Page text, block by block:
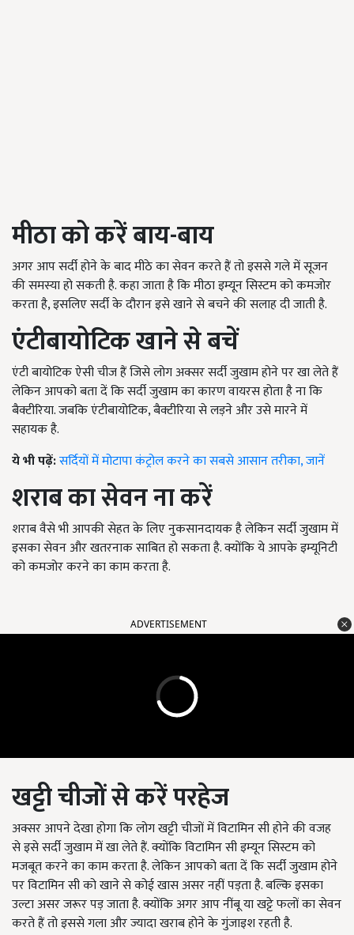
मीठा को करें बाय-बाय
अगर आप सर्दी होने के बाद मीठे का सेवन करते हैं तो इससे गले में सूजन
की समस्या हो सकती है. कहा जाता है कि मीठा इम्यून सिस्टम को कमजोर
करता है, इसलिए सर्दी के दौरान इसे खाने से बचने की सलाह दी जाती है.
एंटीबायोटिक खाने से बचें
एंटी बायोटिक ऐसी चीज हैं जिसे लोग अक्सर सर्दी जुखाम होने पर खा लेते हैं
लेकिन आपको बता दें कि सर्दी जुखाम का कारण वायरस होता है ना कि
बैक्टीरिया. जबकि एंटीबायोटिक, बैक्टीरिया से लड़ने और उसे मारने में
सहायक है.
ये भी पढ़ें:सर्दियों में मोटापा कंट्रोल करने का सबसे आसान तरीका, जानें
शराब का सेवन ना करें
शराब वैसे भी आपकी सेहत के लिए नुकसानदायक है लेकिन सर्दी जुखाम में
इसका सेवन और खतरनाक साबित हो सकता है. क्योंकि ये आपके इम्यूनिटी
को कमजोर करने का काम करता है.
ADVERTISEMENT
खट्टी चीजों से करें परहेज
अक्सर आपने देखा होगा कि लोग खट्टी चीजों में विटामिन सी होने की वजह
से इसे सर्दी जुखाम में खा लेते हैं. क्योंकि विटामिन सी इम्यून सिस्टम को
मजबूत करने का काम करता है. लेकिन आपको बता दें कि सर्दी जुखाम होने
पर विटामिन सी को खाने से कोई खास असर नहीं पड़ता है. बल्कि इसका
उल्टा असर जरूर पड़ जाता है. क्योंकि अगर आप नींबू या खट्टे फलों का सेवन
करते हैं तो इससे गला और ज्यादा खराब होने के गुंजाइश रहती है.